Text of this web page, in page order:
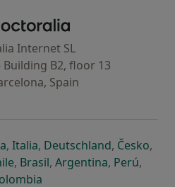
Doctoralia - Homepage
Internet SL
Building B2, floor 13
Spain
novo separador
abre num novo separador
, Italiaabre num novo
, Deutschlandabre num
, Česko,
separador
num novo separador
abre num novo separador
, Brasilabre num novo
, Argentinaabre num
, Perúabre
,